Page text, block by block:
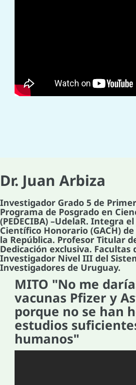
Dr. Juan Arbiza
Investigador Grado 5 de
Programa de Posgrado en
(PEDECIBA) –UdelaR. Integra
Científico Honorario (GACH)
la República. Profesor Titular
Dedicación exclusiva. Facultas
Investigador Nivel III del
Investigadores de Uruguay.
MITO "No me
vacunas Pfizer y
porque no se han
estudios
humanos"